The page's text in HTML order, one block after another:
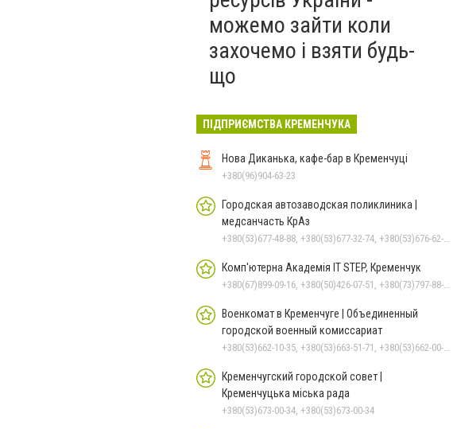
можемо зайти коли
захочемо і взяти будь-
що
ПІДПРИЄМСТВА КРЕМЕНЧУКА
Нова Диканька, кафе-бар в Кременчуці
+380(96)904-63-23
Городская автозаводская поликлиника |
медсанчасть КрАз
+380(53)677-48-88, +380(53)677-32-74, +380(53)676-62-99, +380536766187
Комп'ютерна Академія IT STEP, Кременчук
+380(67)899-09-16, +380(50)426-07-51, +380(73)797-88-17
Военкомат в Кременчуге | Объединенный
городской военный комиссариат
+380(53)662-10-35, +380(53)663-51-71, +380(53)662-00-54
Кременчугский городской совет |
Кременчуцька міська рада
+380(53)673-00-34, +380(53)673-00-34